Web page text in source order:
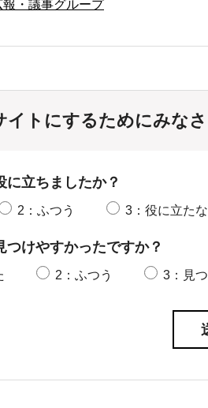
・議事グループ
イトにするためにみな
に立ちましたか？
2：ふつう 3：役に立た
つけやすかったですか？
2：ふつう 3：見